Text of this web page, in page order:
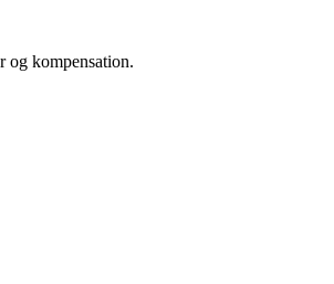
og kompensation.